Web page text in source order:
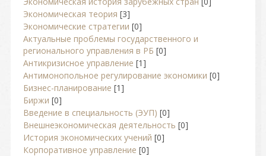
Экономическая теория [3]
Экономические стратегии [0]
Актуальные проблемы государственного и
регионального управления в РБ [0]
Антикризисное управление [1]
Антимонопольное регулирование экономики [0]
Бизнес-планирование [1]
Биржи [0]
Введение в специальность (ЭУП) [0]
Внешнеэкономическая деятельность [0]
История экономических учений [0]
Корпоративное управление [0]